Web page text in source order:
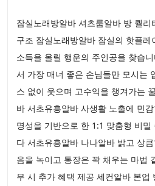
잠실노래방알바 셔츠룸알바 방 퀄
구조 잠실노래방알바 잠실의 핫플
소득을 올릴 행운의 주인공을 찾습
서 가장 매너 좋은 손님들만 모시는
스 없이 웃으며 고수익을 챙겨가는
바 서초유흥알바 사생활 노출에 민
명성을 기반으로 한 1:1 맞춤형 비밀
다 서초유흥알바 나나알바 밝고 상
음을 녹이고 통장은 꽉 채우는 마법
무 시 추가 혜택 제공 세컨알바 본업